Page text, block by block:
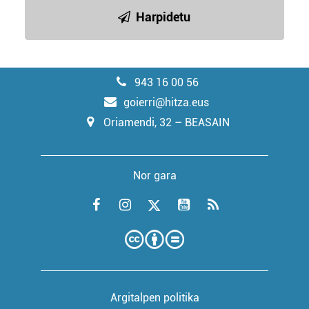
Harpidetu
943 16 00 56
goierri@hitza.eus
Oriamendi, 32 – BEASAIN
Nor gara
Argitalpen politika